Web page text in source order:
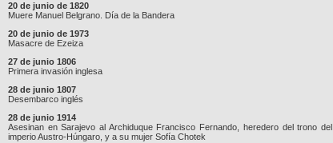
20 de junio de 1820
Muere Manuel Belgrano. Día de la Bandera
20 de junio de 1973
Masacre de Ezeiza
27 de junio 1806
Primera invasión inglesa
28 de junio 1807
Desembarco inglés
28 de junio 1914
Asesinan en Sarajevo al Archiduque Francisco Fernando, heredero del trono del
imperio Austro-Húngaro, y a su mujer Sofía Chotek